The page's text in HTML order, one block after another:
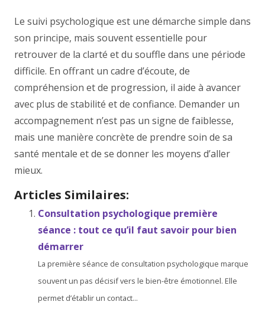
Le suivi psychologique est une démarche simple dans
son principe, mais souvent essentielle pour
retrouver de la clarté et du souffle dans une période
difficile. En offrant un cadre d’écoute, de
compréhension et de progression, il aide à avancer
avec plus de stabilité et de confiance. Demander un
accompagnement n’est pas un signe de faiblesse,
mais une manière concrète de prendre soin de sa
santé mentale et de se donner les moyens d’aller
mieux.
Articles Similaires:
Consultation psychologique première
séance : tout ce qu’il faut savoir pour bien
démarrer
La première séance de consultation psychologique marque
souvent un pas décisif vers le bien-être émotionnel. Elle
permet d’établir un contact...